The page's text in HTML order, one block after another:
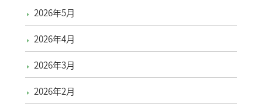
2026年5月
2026年4月
2026年3月
2026年2月